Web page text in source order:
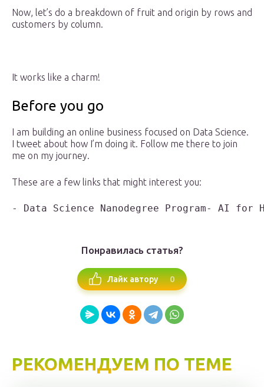
Now, let’s do a breakdown of fruit and origin by rows and
customers by column.
It works like a charm!
Before you go
I am building an online business focused on Data Science.
I tweet about how I’m doing it. Follow me there to join
me on my journey.
These are a few links that might interest you:
- Data Science Nanodegree Program- AI
Понравилась статья?
Лайк автору 0
РЕКОМЕНДУЕМ ПО ТЕМЕ